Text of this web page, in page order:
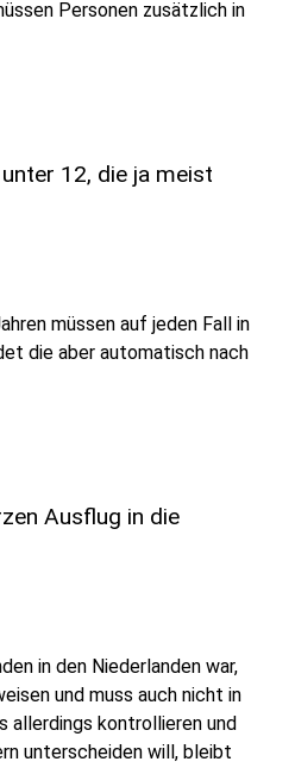
Personen zusätzlich in
12, die ja meist
müssen auf jeden Fall in
die aber automatisch nach
Ausflug in die
in den Niederlanden war,
und muss auch nicht in
allerdings kontrollieren und
unterscheiden will, bleibt